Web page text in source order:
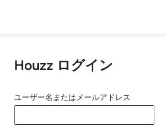
Houzz ログイン
ユーザー名またはメールアドレス